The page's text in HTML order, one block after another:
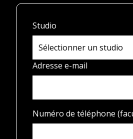
Studio
Adresse e-mail
Numéro de téléphone